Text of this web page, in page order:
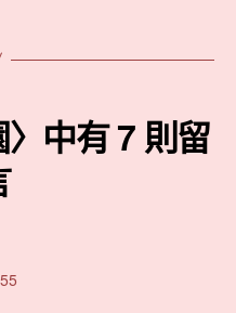
中有 7 則留